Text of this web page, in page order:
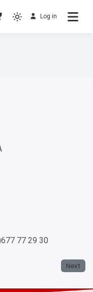
– No others Gospel – No
Log in
77 29 30
Next